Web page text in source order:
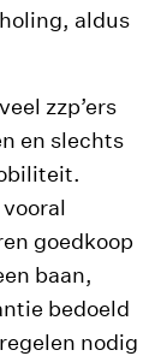
aldus
zzp’ers
en slechts
goedkoop
baan,
bedoeld
nodig